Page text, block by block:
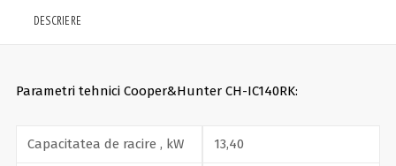
DESCRIERE
Parametri tehnici Cooper&Hunter CH-IC140RK:
Capacitatea de racire , kW 13,40